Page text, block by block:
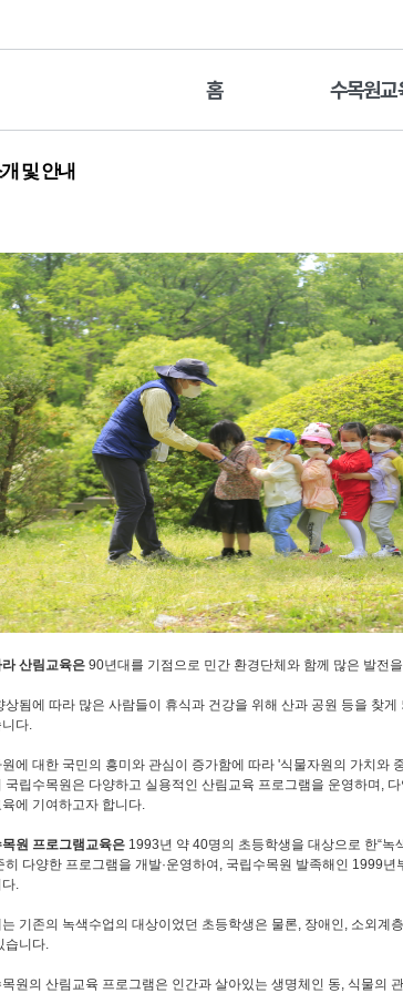
홈 수목원
및 안내
산림교육은90년대를 기점으로 민간 환경단체와 함께 많은 발전
상됨에 따라 많은 사람들이 휴식과 건강을 위해 산과 공원 등을 찾
다.
에 대한 국민의 흥미와 관심이 증가함에 따라 '식물자원의 가치와
국립수목원은 다양하고 실용적인 산림교육 프로그램을 운영하며,
에 기여하고자 합니다.
원 프로그램교육은1993년 약 40명의 초등학생을 대상으로 한“녹
히 다양한 프로그램을 개발·운영하여, 국립수목원 발족해인 1999
.
기존의 녹색수업의 대상이었던 초등학생은 물론, 장애인, 소외계
습니다.
원의 산림교육 프로그램은 인간과 살아있는 생명체인 동, 식물의